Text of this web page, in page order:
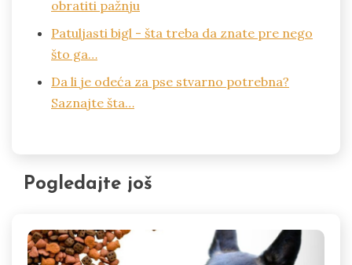
obratiti pažnju
Patuljasti bigl - šta treba da znate pre nego
što ga…
Da li je odeća za pse stvarno potrebna?
Saznajte šta…
Pogledajte još